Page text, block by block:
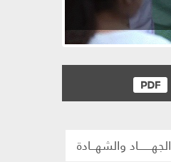
الجهــــــاد والشهــادة